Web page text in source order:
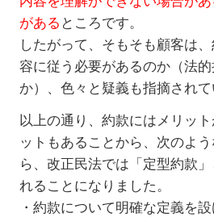
がある ところです。
したがって、そもそも顧客は
容に従う必要があるのか（法
か）、色々と疑義も指摘されて
以上の通り、約款にはメリッ
ットもあることから、次のよ
ら、改正民法では「定型約款
れることになりました。
・約款について明確な定義を